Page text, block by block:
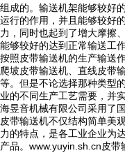
组成的。输送机架能够较好
运行的作用，并且能够较好
力，同时也起到了增大摩擦
能够较好的达到正常输送工作
按照皮带输送机的生产输送
爬坡皮带输送机、直线皮带
等。但是不论选择那种类型
业的不同生产工艺需要，并
海昱音机械有限公司采用了
皮带输送机不仅结构简单美
力的特点，是各工业企业为
产品。www.yuyin.sh.cn皮带